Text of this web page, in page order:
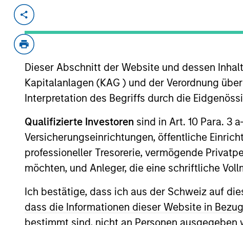
Dieser Abschnitt der Website und dessen
Kapitalanlagen (KAG ) und der Verordnung
Interpretation des Begriffs durch die
Qualifizierte Investoren sind in Art. 10 Para. 3
Versicherungseinrichtungen, öffentliche
professioneller Tresorerie, vermögende
möchten, und Anleger, die eine schriftliche
Ich bestätige, dass ich aus der Schweiz auf
dass die Informationen dieser Website in
bestimmt sind, nicht an Personen
Feb 2022
leverages human-assisted-AI to create
View Current Employment Opportunities
View Site
As of July 25, 2025. The above is provided
resulted in positive performance (for realized
above are the property of their respective
such owners. By clicking on any links shown
only as a convenience and the inclusion of
monitoring by us of any information
or your use of such site.